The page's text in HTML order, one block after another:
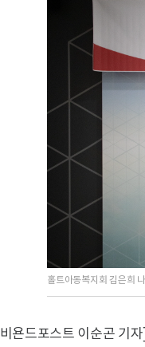
홀트아동복지회 김은희
[비욘드포스트 이순곤 기